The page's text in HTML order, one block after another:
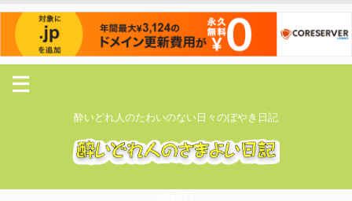
酔いどれ人のたわいのない日々のぼやき日記